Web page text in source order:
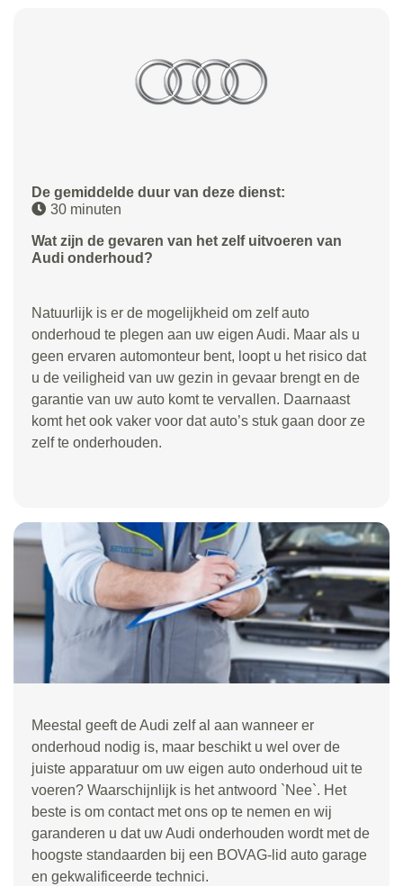
De gemiddelde duur van deze dienst:
30 minuten
Wat zijn de gevaren van het zelf uitvoeren van
Audi onderhoud?
Natuurlijk is er de mogelijkheid om zelf auto
onderhoud te plegen aan uw eigen Audi. Maar als u
geen ervaren automonteur bent, loopt u het risico dat
u de veiligheid van uw gezin in gevaar brengt en de
garantie van uw auto komt te vervallen. Daarnaast
komt het ook vaker voor dat auto’s stuk gaan door ze
zelf te onderhouden.
Meestal geeft de Audi zelf al aan wanneer er
onderhoud nodig is, maar beschikt u wel over de
juiste apparatuur om uw eigen auto onderhoud uit te
voeren? Waarschijnlijk is het antwoord `Nee`. Het
beste is om contact met ons op te nemen en wij
garanderen u dat uw Audi onderhouden wordt met de
hoogste standaarden bij een BOVAG-lid auto garage
en gekwalificeerde technici.